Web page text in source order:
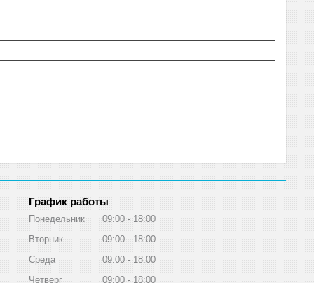
График работы
Понедельник 09:00
18:00
Вторник
09:00
18:00
Среда
09:00
18:00
Четверг
09:00 18:00